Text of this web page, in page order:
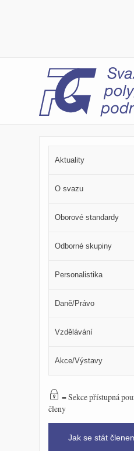
Aktuality
O svazu
Oborové standardy
Odborné skupiny
Personalistika
Daně/Právo
Vzdělávání
Akce/Výstavy
= Sekce přístupná
členy
Jak se stát